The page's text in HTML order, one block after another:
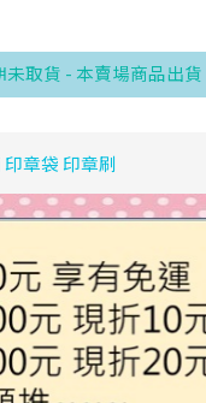
- 本賣場商品出貨，若
章袋 印章刷